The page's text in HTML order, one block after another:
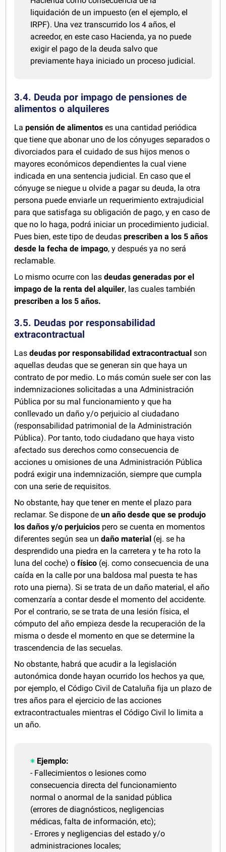
liquidación de un impuesto (en el ejemplo, el
IRPF). Una vez transcurrido los 4 años, el
acreedor, en este caso Hacienda, ya no puede
exigir el pago de la deuda salvo que
previamente haya iniciado un proceso judicial.
3.4. Deuda por impago de pensiones de
alimentos o alquileres
Lapensión de alimentos es una cantidad periódica
que tiene que abonar uno de los cónyuges separados o
divorciados para el cuidado de sus hijos menos o
mayores económicos dependientes la cual viene
indicada en una sentencia judicial. En caso que el
cónyuge se niegue u olvide a pagar su deuda, la otra
persona puede enviarle un requerimiento extrajudicial
para que satisfaga su obligación de pago, y en caso de
que no lo haga, podrá iniciar un procedimiento judicial.
Pues bien, este tipo de deudasprescriben a los 5 años
desde la fecha de impago, y después ya no será
reclamable.
Lo mismo ocurre con lasdeudas generadas por el
impago de la renta del alquiler, las cuales también
prescriben a los 5 años.
3.5. Deudas por responsabilidad
extracontractual
Lasdeudas por responsabilidad extracontractual son
aquellas deudas que se generan sin que haya un
contrato de por medio. Lo más común suele ser con las
indemnizaciones solicitadas a una Administración
Pública por su mal funcionamiento y que ha
conllevado un daño y/o perjuicio al ciudadano
(responsabilidad patrimonial de la Administración
Pública). Por tanto, todo ciudadano que haya visto
afectado sus derechos como consecuencia de
acciones u omisiones de una Administración Pública
podrá exigir una indemnización, siempre que cumpla
con una serie de requisitos.
No obstante, hay que tener en mente el plazo para
reclamar. Se dispone deun año desde que se produjo
los daños y/o perjuicios pero se cuenta en momentos
diferentes según sea undaño material (ej. se ha
desprendido una piedra en la carretera y te ha roto la
luna del coche) ofísico (ej. como consecuencia de una
caída en la calle por una baldosa mal puesta te has
roto una pierna). Si se trata de un daño material, el año
comenzaría a contar desde el momento del accidente.
Por el contrario, se se trata de una lesión física, el
cómputo del año empieza desde la recuperación de la
misma o desde el momento en que se determine la
trascendencia de las secuelas.
No obstante, habrá que acudir a la legislación
autonómica donde hayan ocurrido los hechos ya que,
por ejemplo, el Código Civil de Cataluña fija un plazo de
tres años para el ejercicio de las acciones
extracontractuales mientras el Código Civil lo limita a
un año.
Ejemplo:
- Fallecimientos o lesiones como
consecuencia directa del funcionamiento
normal o anormal de la sanidad pública
(errores de diagnósticos, negligencias
médicas, falta de información, etc);
- Errores y negligencias del estado y/o
administraciones locales;